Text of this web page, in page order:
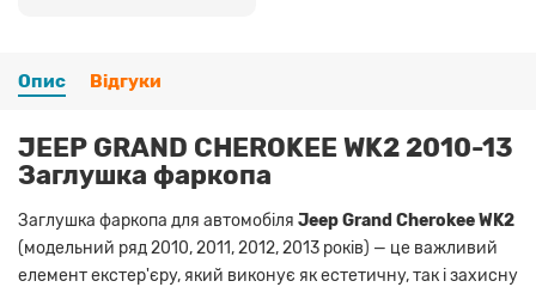
Опис Відгуки
JEEP GRAND CHEROKEE WK2 2010-13
Заглушка фаркопа
Заглушка фаркопа для автомобіля Jeep Grand Cherokee WK2
(модельний ряд 2010, 2011, 2012, 2013 років) — це важливий
елемент екстер'єру, який виконує як естетичну, так і захисну